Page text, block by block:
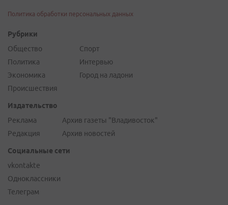
Политика обработки персональных данных
Рубрики
Общество
Политика
Экономика
Происшествия
Спорт
Интервью
Город на ладони
Издательство
Реклама
Редакция
Архив газеты "Владивосток"
Архив новостей
Социальные сети
vkontakte
Одноклассники
Телеграм